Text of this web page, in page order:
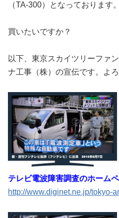
（TA-300）となっております
買いたいですか？
以下、東京スカイツリーファ
ナ工事（株）の宣伝です。よ
テレビ電波障害調査のホーム
http://www.diginet.ne.jp/tokyo-